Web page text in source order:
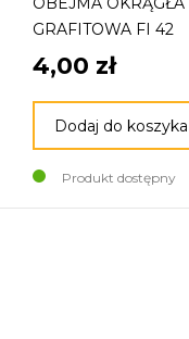
GRAFITOWA FI 42
4,00 zł
Dodaj do koszyka
Produkt dostępny